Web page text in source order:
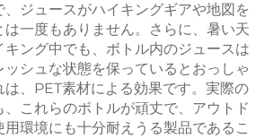
ジュースがハイキングギアや地図を
一度もありません。さらに、暑い天
ング中でも、ボトル内のジュースは
シュな状態を保っているとおっしゃ
は、PET素材による効果です。実際の
これらのボトルが頑丈で、アウトド
環境にも十分耐えうる製品であるこ